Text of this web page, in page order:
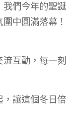
們今年的聖誕
中圓滿落幕！
互動，每一刻
讓這個冬日倍